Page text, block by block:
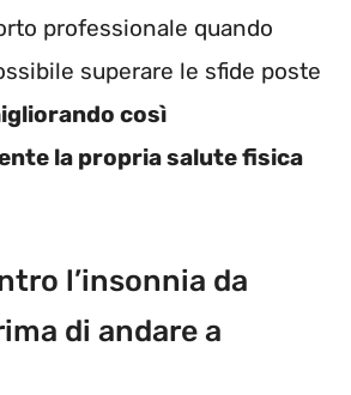
professionale quando
superare le sfide poste
così
la propria salute fisica
l’insonnia da
di andare a